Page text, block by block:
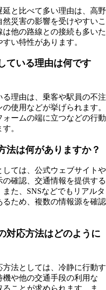
と比べて多い理由は、高野
災害の影響を受けやすいこ
他の路線との接続も多いた
い特性があります。
ている理由は何です
理由は、乗客や駅員の不注
使用などが挙げられます。
ームの端に立つなどの行動
。
法は何がありますか？
ては、公式ウェブサイトや
確認、交通情報を提供する
た、SNSなどでもリアルタ
ため、複数の情報源を確認
対応方法はどのように
法としては、冷静に行動す
や他の交通手段の利用な
ことが求められます。ま